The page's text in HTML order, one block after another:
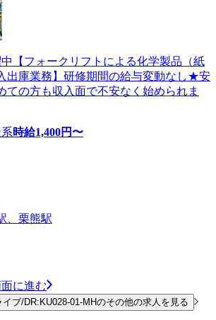
【フォークリフトによる化学製品（紙
出庫業務】研修期間の給与変動なし★安
ての方も収入面で不安なく始められま
時給1,400円〜
、栗熊駅
に進む
ブ/DR:KU028-01-MHのその他の求人を見る